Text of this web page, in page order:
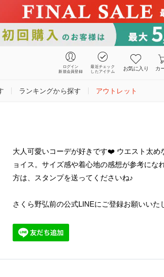
ログイン
新規会員登録
最近チェック
したアイテム
お気に入り カ
ランキングから探す アウトレット
大人可愛いコーデが好きです❤️ ウエスト太め
ョイス。サイズ感や着心地の感想が参考にな
方は、スタンプを送ってくださいね♪
さくら野弘前の公式LINEにご登録お願いいた